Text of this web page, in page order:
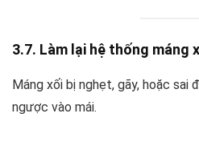
3.7. Làm lại hệ thống máng
Máng xối bị nghẹt, gãy, hoặc sai
ngược vào mái.